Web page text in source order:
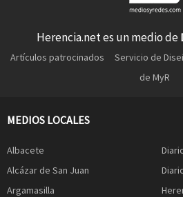
Herencia.net es un medio de
Artículos patrocinados Servicio de
de MyR
MEDIOS LOCALES
Albacete
Alcázar de San Juan
Argamasilla